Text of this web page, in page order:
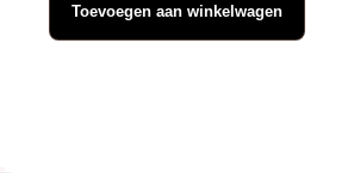
Toevoegen aan winkelwagen